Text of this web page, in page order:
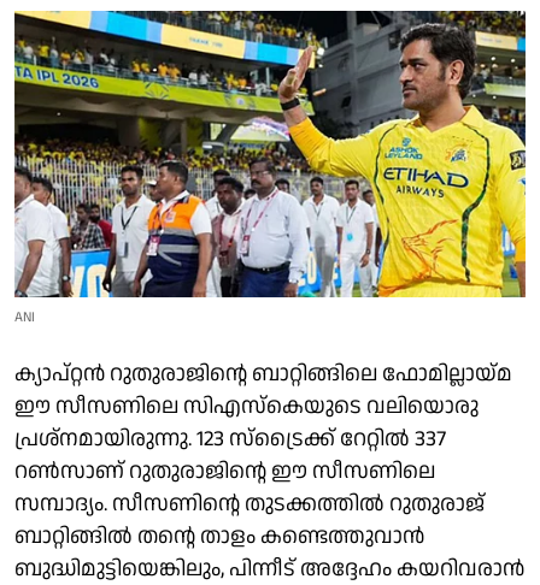
ANI
ക്യാപ്റ്റൻ റുതുരാജിൻ്റെ ബാറ്റിങ്ങിലെ ഫോമില്ലായ്മ
ഈ സീസണിലെ സിഎസ്കെയുടെ വലിയൊരു
പ്രശ്നമായിരുന്നു. 123 സ്ട്രൈക്ക് റേറ്റിൽ 337
റൺസാണ് റുതുരാജിൻ്റെ ഈ സീസണിലെ
സമ്പാദ്യം. സീസണിൻ്റെ തുടക്കത്തിൽ റുതുരാജ്
ബാറ്റിങ്ങിൽ തന്റെ താളം കണ്ടെത്തുവാൻ
ബുദ്ധിമുട്ടിയെങ്കിലും, പിന്നീട് അദ്ദേഹം കയറിവരാൻ